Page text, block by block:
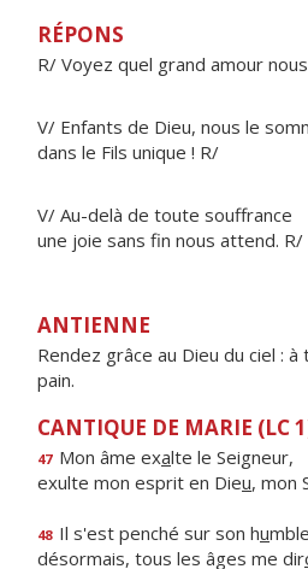
RÉPONS
R/ Voyez quel grand amour
V/ Enfants de Dieu, nous le
dans le Fils unique ! R/
V/ Au-delà de toute souffrance
une joie sans fin nous attend. R/
ANTIENNE
Rendez grâce au Dieu du ciel :
pain.
CANTIQUE DE MARIE (LC
47 Mon âme exalte le Seigneur,
exulte mon esprit en Dieu, mon
48 Il s'est penché sur son hu
désormais, tous les âges me dir